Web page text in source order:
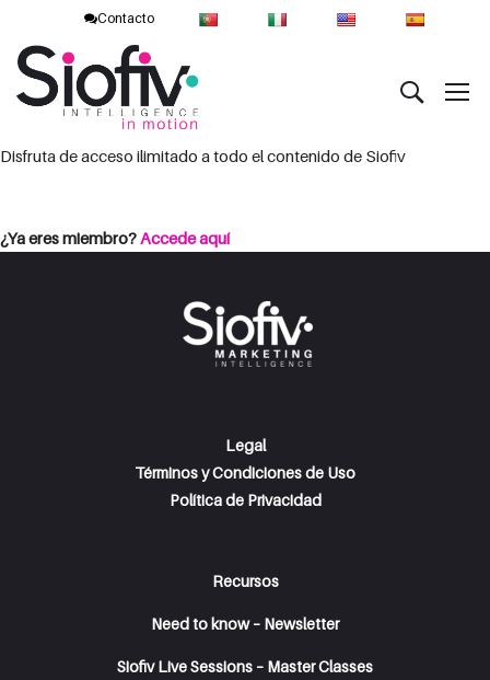
Contacto
Disfruta de acceso ilimitado a todo el contenido de Siofiv
¿Ya eres miembro?Accede aquí
Legal
Términos y Condiciones de Uso
Política de Privacidad
Recursos
Need to know – Newsletter
Siofiv Live Sessions – Master Classes